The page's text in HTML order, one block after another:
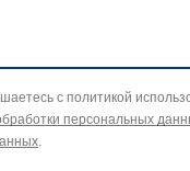
с политикой
персональных
.